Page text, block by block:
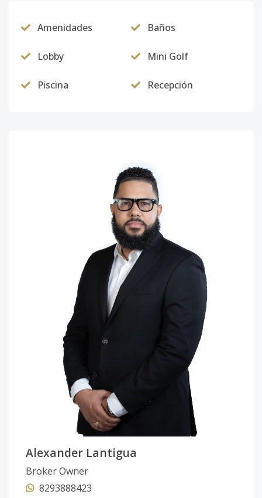
Amenidades Baños
Lobby Mini Golf
Piscina Recepción
Alexander Lantigua
Broker Owner
8293888423